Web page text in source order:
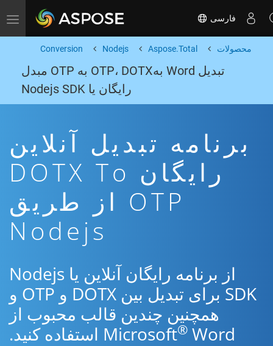
Toggle navigation فارسی
محصولات Aspose.Total
Nodejs
Conversion
تبدیل Word بهOTP، DOTX به OTP مبدل
رایگان یا Nodejs SDK
برنامه تبدیل آنلاین
رایگان DOTX To
OTP از طریق
Nodejs
از برنامه رایگان آنلاین یا Nodejs
SDK برای تبدیل بین DOTX و OTP و
همچنین چندین قالب محبوب از
Microsoft® Word استفاده کنید.